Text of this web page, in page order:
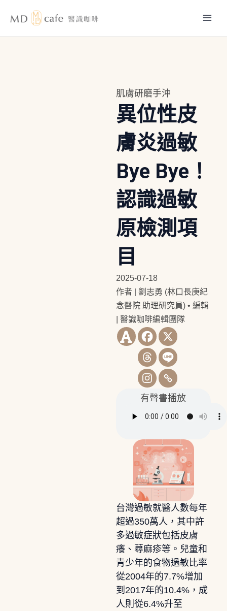
肌膚研磨手沖
異位性皮
膚炎過敏
Bye Bye！
認識過敏
原檢測項
目
2025-07-18
作者 | 劉志勇 (林口長庚紀
念醫院 助理研究員)• 編輯
| 醫識咖啡編輯團隊
有聲書播放
台灣過敏就醫人數每年
超過350萬人，其中許
多過敏症狀包括皮膚
癢、蕁麻疹等。兒童和
青少年的食物過敏比率
從2004年的7.7%增加
到2017年的10.4%，成
人則從6.4%升至